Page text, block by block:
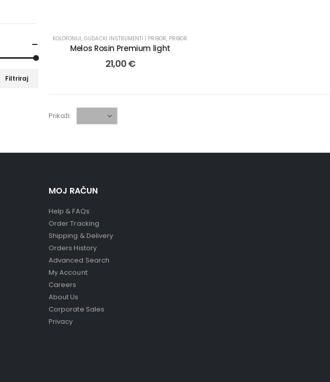
KOLOFONIJI,GUDAČKI INSTRUMENTI I PRIBOR, PRIBOR
Melos Rosin Premium light
21,00€
Prikaži:
Filtriraj
MOJ RAČUN
Help & FAQs
Order Tracking
Shipping & Delivery
Orders History
Advanced Search
My Account
Careers
About Us
Corporate Sales
Privacy